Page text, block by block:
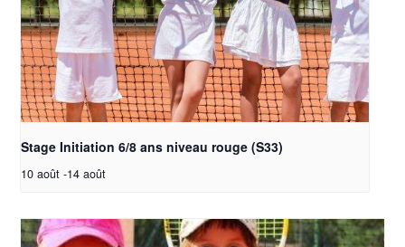
Stage Initiation 6/8 ans niveau rouge (S33)
10 août -14 août